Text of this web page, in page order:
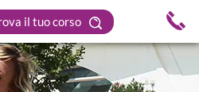
il tuo corso